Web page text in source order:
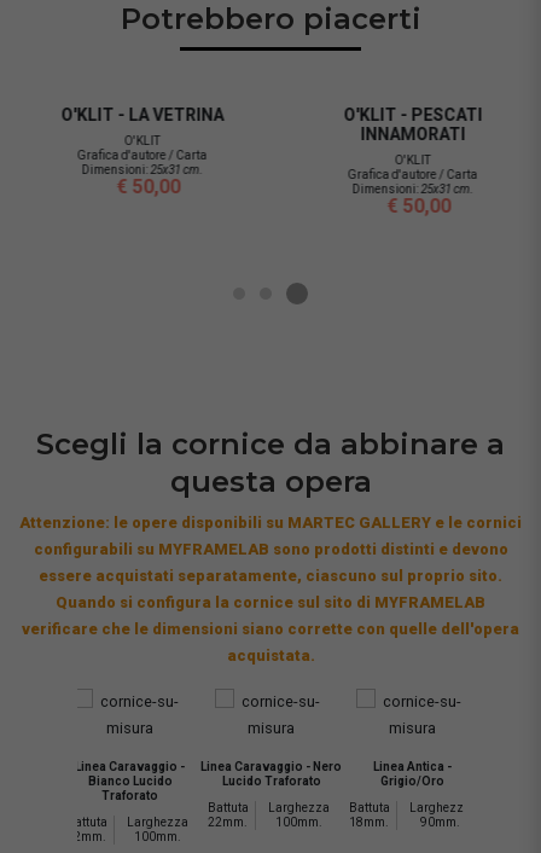
Potrebbero piacerti
O'KLIT - LA VETRINA
O'KLIT
Grafica d'autore / Carta
Dimensioni:25x31 cm.
€ 50,00
O'KLIT - PESCATI
INNAMORATI
O'KLIT
Grafica d'autore / Carta
Dimensioni:25x31 cm.
€ 50,00
Scegli la cornice da abbinare a
questa opera
Attenzione: le opere disponibili su MARTEC GALLERY e le cornici
configurabili su MYFRAMELAB sono prodotti distinti e devono
essere acquistati separatamente, ciascuno sul proprio sito.
Quando si configura la cornice sul sito di MYFRAMELAB
verificare che le dimensioni siano corrette con quelle dell'opera
acquistata.